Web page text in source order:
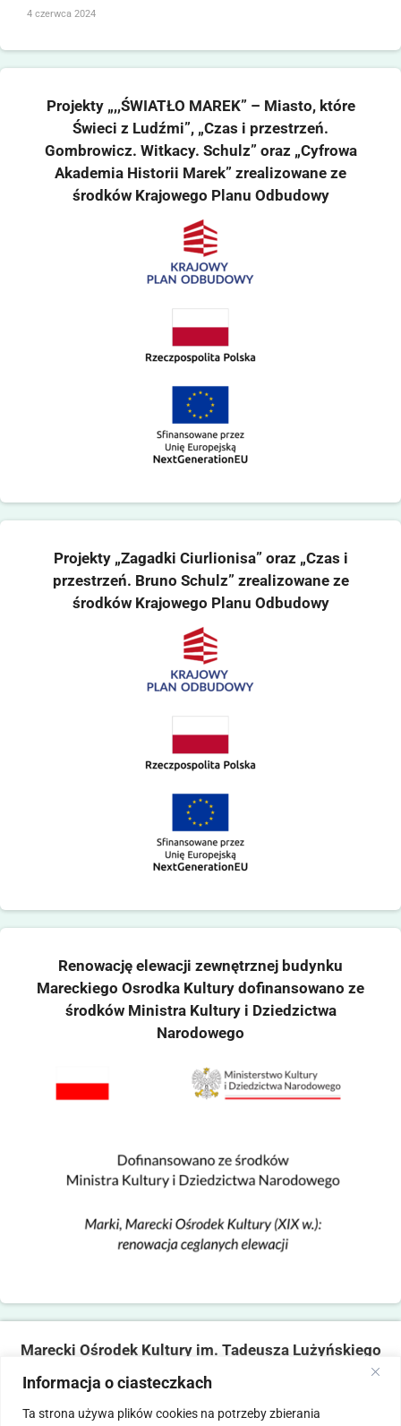
Informacja o ciasteczkach
Ta strona używa plików cookies na potrzeby zbierania
4 czerwca 2024
Projekty „,,ŚWIATŁO MAREK” – Miasto, które
Świeci z Ludźmi”, „Czas i przestrzeń.
Gombrowicz. Witkacy. Schulz” oraz „Cyfrowa
Akademia Historii Marek” zrealizowane ze
środków Krajowego Planu Odbudowy
Projekty „Zagadki Ciurlionisa” oraz „Czas i
przestrzeń. Bruno Schulz” zrealizowane ze
środków Krajowego Planu Odbudowy
Renowację elewacji zewnętrznej budynku
Mareckiego Osrodka Kultury dofinansowano ze
środków Ministra Kultury i Dziedzictwa
Narodowego
Marecki Ośrodek Kultury im. Tadeusza Lużyńskiego
ul. Fabryczna 2, 05-270 Marki
tel. 22 781 14 06,mokmarki@mokmarki.pl